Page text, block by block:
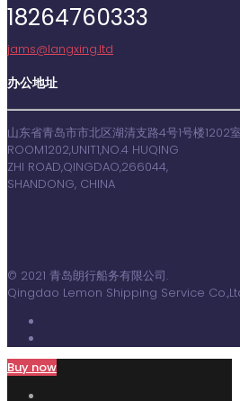
18264760333
jams@langxing.ltd
办公地址
山东省青岛市市北区湖清支路4号1号楼1202室
ROOM1202,UNIT1,NO.4 HUQING
ZHI ROAD,QINGDAO,266044,
SHANDONG, CHINA
© 2021 青岛朗行船务有限公司.
Qingdao Lemon Shipping Service
Buy now